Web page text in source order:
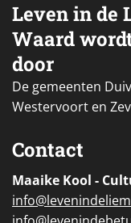
Leven in de
Waard
door
De gemeenten
Westervoort en
Contact
Maaike Kool -
i